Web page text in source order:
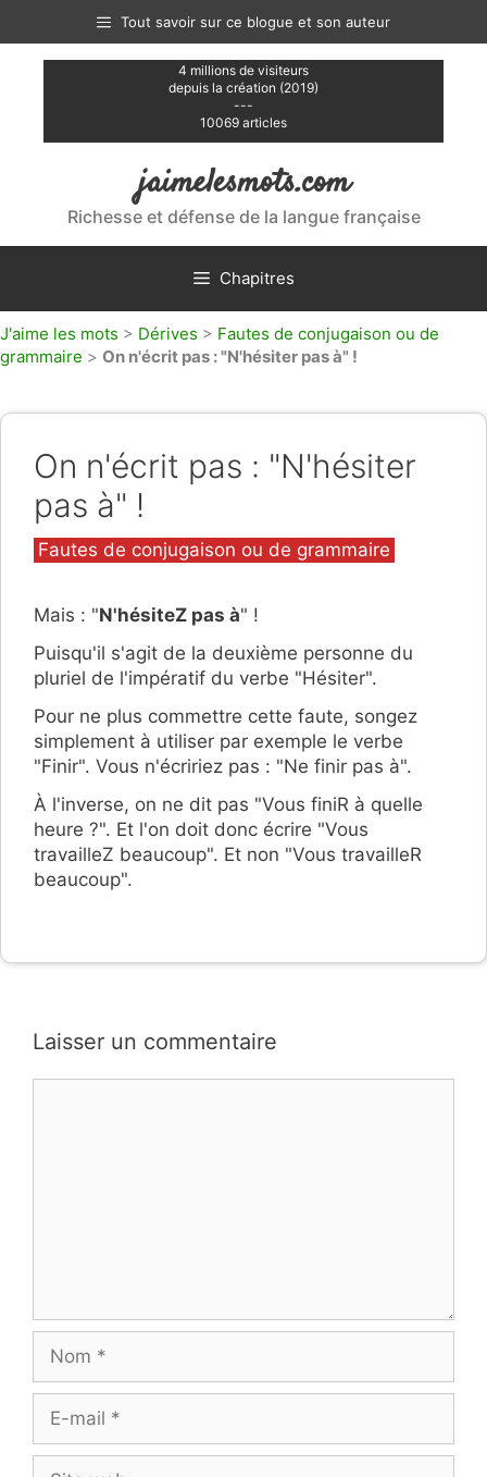
contenu
Tout savoir sur ce blogue et son auteur
4 millions de visiteurs
depuis la création (2019)
---
10069 articles
jaimelesmots.com
Richesse et défense de la langue française
Chapitres
J'aime les mots > Dérives > Fautes de conjugaison ou de
grammaire > On n'écrit pas : "N'hésiter pas à" !
On n'écrit pas : "N'hésiter
pas à" !
Catégories
Fautes de conjugaison ou de grammaire
Mais : "N'hésiteZ pas à" !
Puisqu'il s'agit de la deuxième personne du
pluriel de l'impératif du verbe "Hésiter".
Pour ne plus commettre cette faute, songez
simplement à utiliser par exemple le verbe
"Finir". Vous n'écririez pas : "Ne finir pas à".
À l'inverse, on ne dit pas "Vous finiR à quelle
heure ?". Et l'on doit donc écrire "Vous
travailleZ beaucoup". Et non "Vous travailleR
beaucoup".
Laisser un commentaire
mail